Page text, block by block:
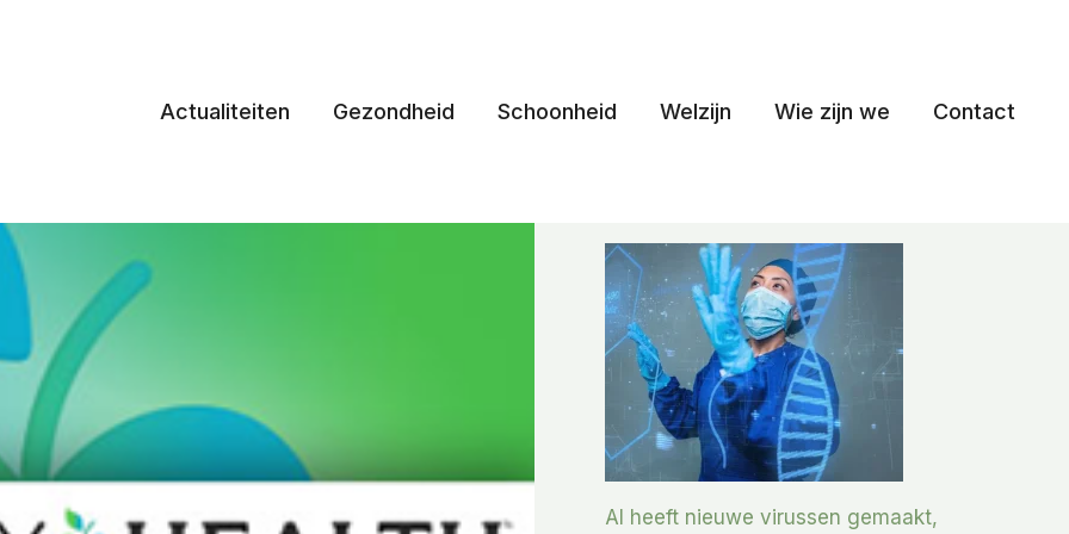
Actualiteiten Gezondheid Schoonheid Welzijn Wie zijn we Contact
AI heeft nieuwe virussen gemaakt,